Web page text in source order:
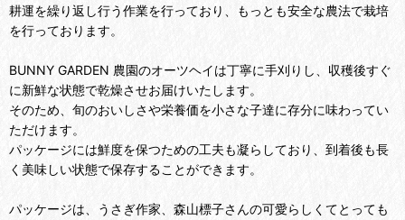
耕運を繰り返し行う作業を行っており、もっとも安全な農法で栽培
を行っております。
BUNNY GARDEN 農園のオーツヘイは丁寧に手刈りし、収穫後すぐ
に新鮮な状態で乾燥させお届けいたします。
そのため、旬のおいしさや栄養価を小さな子達に存分に味わってい
ただけます。
パッケージには鮮度を保つための工夫も凝らしており、到着後も長
く美味しい状態で保存することができます。
パッケージは、うさぎ作家、森山標子さんの可愛らしくてとっても